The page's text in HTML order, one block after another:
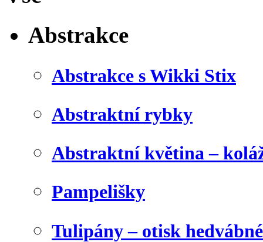
Abstrakce
Abstrakce s Wikki Stix
Abstraktní rybky
Abstraktní květina –
Pampelišky
Tulipány – otisk